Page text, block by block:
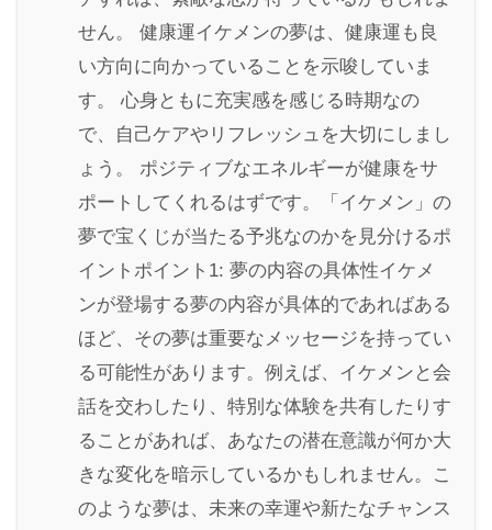
せん。 健康運イケメンの夢は、健康運も良
い方向に向かっていることを示唆していま
す。 心身ともに充実感を感じる時期なの
で、自己ケアやリフレッシュを大切にしまし
ょう。 ポジティブなエネルギーが健康をサ
ポートしてくれるはずです。「イケメン」の
夢で宝くじが当たる予兆なのかを見分けるポ
イントポイント1: 夢の内容の具体性イケメ
ンが登場する夢の内容が具体的であればある
ほど、その夢は重要なメッセージを持ってい
る可能性があります。例えば、イケメンと会
話を交わしたり、特別な体験を共有したりす
ることがあれば、あなたの潜在意識が何か大
きな変化を暗示しているかもしれません。こ
のような夢は、未来の幸運や新たなチャンス